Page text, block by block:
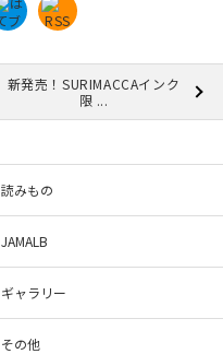
新発売！SURIMACCAインク
限 ...
読みもの
JAMALB
ギャラリー
その他